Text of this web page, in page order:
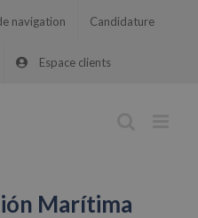
navigation Candidature
Espace clients
Marítima